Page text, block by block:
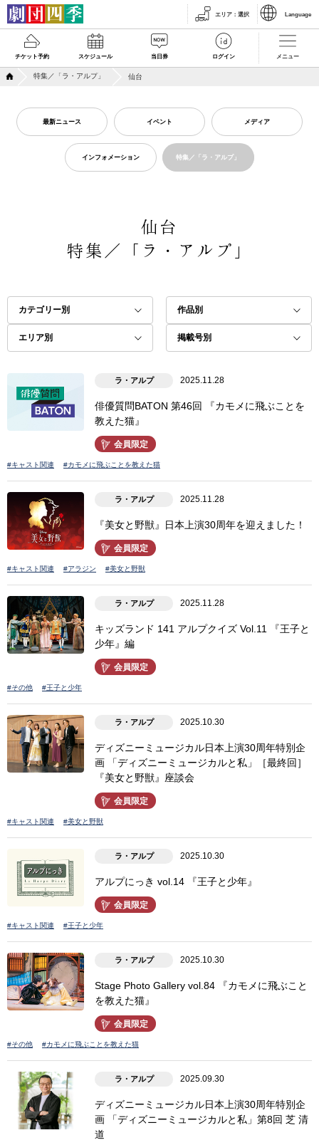
エリア ： 選択 Language
チケット予約 スケジュール 当日券 ログイン メニュー
特集／「ラ・アルプ」 仙台
最新ニュース イベント メディア
インフォメーション 特集／「ラ・アルプ」
仙台
特集／「ラ・アルプ」
ラ・アルプ 2025.11.28
俳優質問BATON 第46回 『カモメに飛ぶことを
教えた猫』
会員限定
#キャスト関連 #カモメに飛ぶことを教えた猫
ラ・アルプ 2025.11.28
『美女と野獣』日本上演30周年を迎えました！
会員限定
#キャスト関連 #アラジン #美女と野獣
ラ・アルプ 2025.11.28
キッズランド 141 アルプクイズ Vol.11 『王子と
少年』編
会員限定
#その他 #王子と少年
ラ・アルプ 2025.10.30
ディズニーミュージカル日本上演30周年特別企
画 「ディズニーミュージカルと私」［最終回］
『美女と野獣』座談会
会員限定
#キャスト関連 #美女と野獣
ラ・アルプ 2025.10.30
アルプにっき vol.14 『王子と少年』
会員限定
#キャスト関連 #王子と少年
ラ・アルプ 2025.10.30
Stage Photo Gallery vol.84 『カモメに飛ぶこと
を教えた猫』
会員限定
#その他 #カモメに飛ぶことを教えた猫
ラ・アルプ 2025.09.30
ディズニーミュージカル日本上演30周年特別企
画 「ディズニーミュージカルと私」第8回 芝 清
道